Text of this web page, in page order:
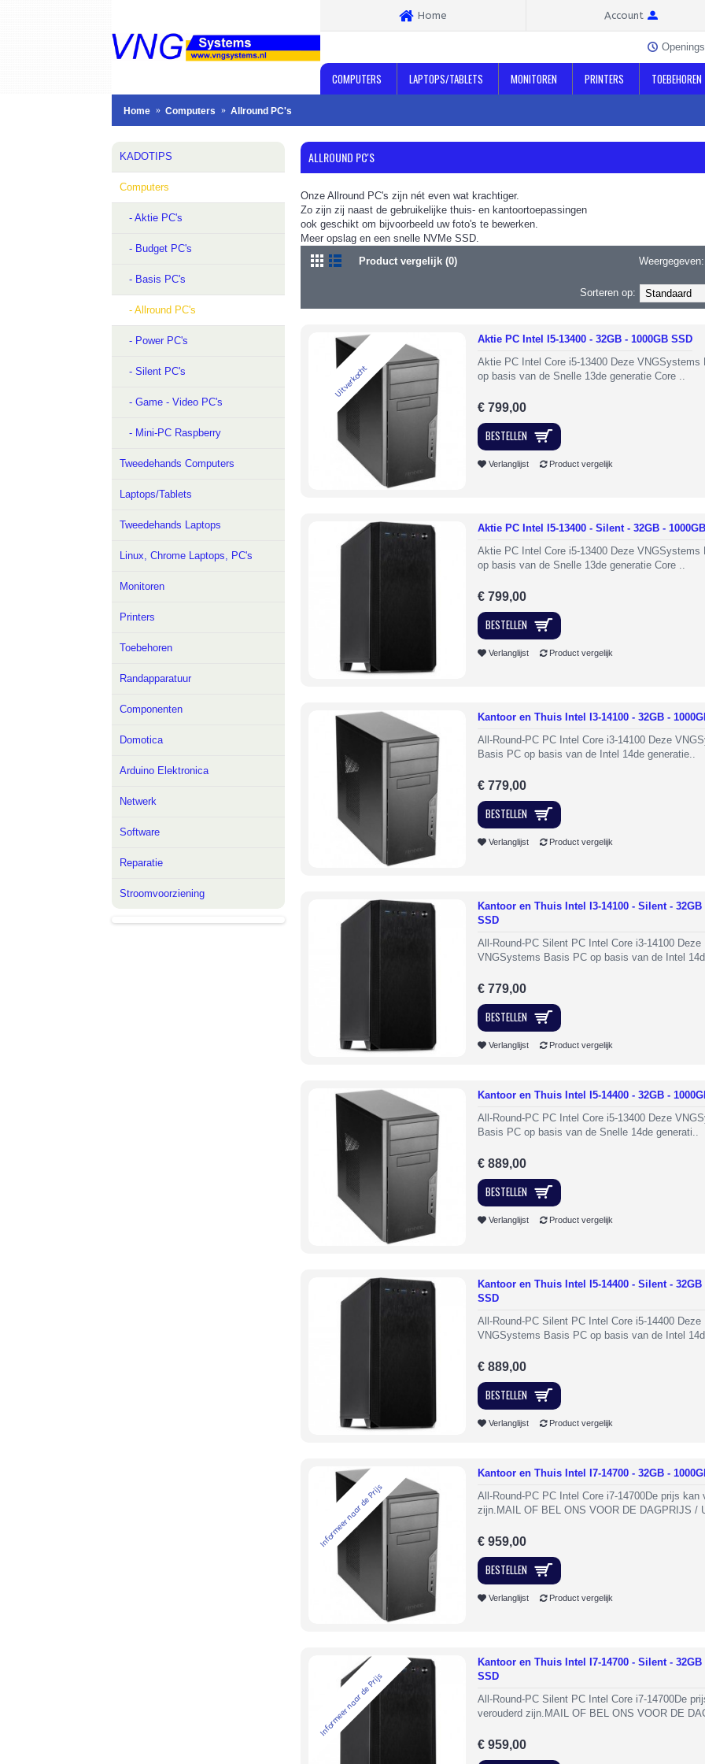
Home Account
COMPUTERS LAPTOPS/TABLETS MONITOREN PRINTERS TOEBEHOREN
Home Computers Allround PC's
KADOTIPS
Computers
- Aktie PC's
- Budget PC's
- Basis PC's
- Allround PC's
- Power PC's
- Silent PC's
- Game - Video PC's
- Mini-PC Raspberry
Tweedehands Computers
Laptops/Tablets
Tweedehands Laptops
Linux, Chrome Laptops, PC's
Monitoren
Printers
Toebehoren
Randapparatuur
Componenten
Domotica
Arduino Elektronica
Netwerk
Software
Reparatie
Stroomvoorziening
ALLROUND PC'S
Onze Allround PC's zijn nét even wat krachtiger.
Zo zijn zij naast de gebruikelijke thuis- en kantoortoepassingen
ook geschikt om bijvoorbeeld uw foto's te bewerken.
Meer opslag en een snelle NVMe SSD.
Product vergelijk (0)
Weergegeven:
Sorteren op:
Uitverkocht
Aktie PC Intel I5-13400 - 32GB - 1000GB SSD
Aktie PC Intel Core i5-13400 Deze VNGSystems
op basis van de Snelle 13de generatie Core ..
€ 799,00
BESTELLEN
Verlanglijst Product vergelijk
Aktie PC Intel I5-13400 - Silent - 32GB -
Aktie PC Intel Core i5-13400 Deze VNGSystems
op basis van de Snelle 13de generatie Core ..
€ 799,00
BESTELLEN
Verlanglijst Product vergelijk
Kantoor en Thuis Intel I3-14100 - 32GB -
All-Round-PC PC Intel Core i3-14100 Deze
Basis PC op basis van de Intel 14de generatie..
€ 779,00
BESTELLEN
Verlanglijst Product vergelijk
Kantoor en Thuis Intel I3-14100 - Silent - 32GB
SSD
All-Round-PC Silent PC Intel Core i3-14100 Deze
VNGSystems Basis PC op basis van de Intel
€ 779,00
BESTELLEN
Verlanglijst Product vergelijk
Kantoor en Thuis Intel I5-14400 - 32GB -
All-Round-PC PC Intel Core i5-13400 Deze
Basis PC op basis van de Snelle 14de generati..
€ 889,00
BESTELLEN
Verlanglijst Product vergelijk
Kantoor en Thuis Intel I5-14400 - Silent - 32GB
SSD
All-Round-PC Silent PC Intel Core i5-14400 Deze
VNGSystems Basis PC op basis van de Intel
€ 889,00
BESTELLEN
Verlanglijst Product vergelijk
Informeer naar de Prijs
Kantoor en Thuis Intel I7-14700 - 32GB -
All-Round-PC PC Intel Core i7-14700De prijs kan
zijn.MAIL OF BEL ONS VOOR DE DAGPRIJS /
€ 959,00
BESTELLEN
Verlanglijst Product vergelijk
Informeer naar de Prijs
Kantoor en Thuis Intel I7-14700 - Silent - 32GB
SSD
All-Round-PC Silent PC Intel Core i7-14700De
verouderd zijn.MAIL OF BEL ONS VOOR DE
€ 959,00